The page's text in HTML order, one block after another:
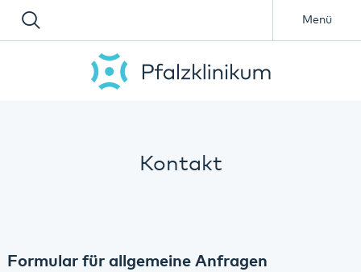
Menü
Kontakt
Formular für allgemeine Anfragen